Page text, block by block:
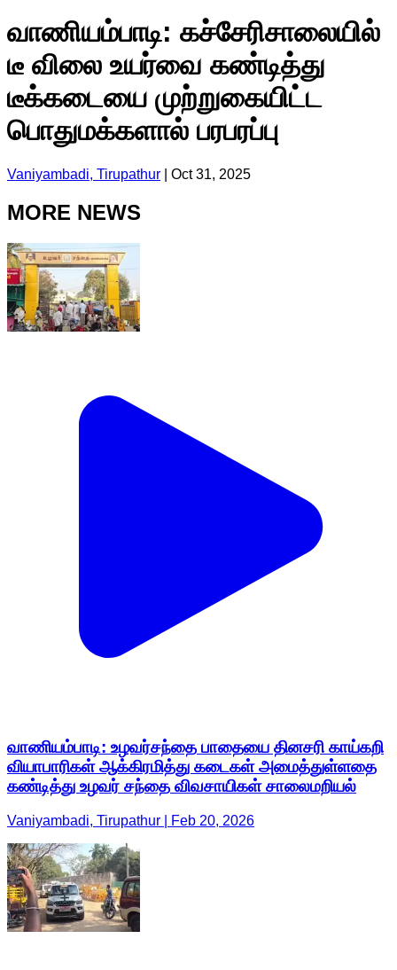
வாணியம்பாடி: கச்சேரிசாலையில்
டீ விலை உயர்வை கண்டித்து
டீக்கடையை முற்றுகையிட்ட
பொதுமக்களால் பரபரப்பு
Vaniyambadi, Tirupathur Oct 31, 2025
MORE NEWS
வாணியம்பாடி: உழவர்சந்தை பாதையை தினசரி காய்கறி
வியாபாரிகள் ஆக்கிரமித்து கடைகள் அமைத்துள்ளதை
கண்டித்து உழவர் சந்தை விவசாயிகள் சாலைமறியல்
Vaniyambadi, Tirupathur | Feb 20, 2026